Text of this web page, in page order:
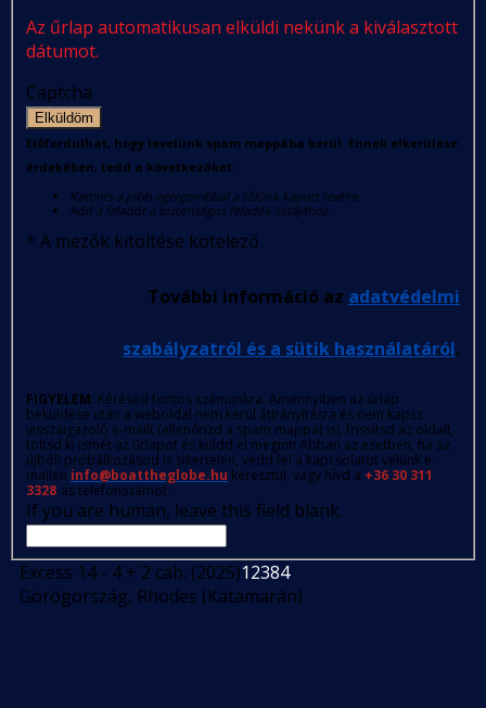
Az űrlap automatikusan elküldi nekünk a kiválasztott
dátumot.
Captcha
Elküldöm
Előfordulhat, hogy levelünk spam mappába kerül. Ennek elkerülése
érdekében, tedd a következőket:
Kattints a jobb egérgombbal a tőlünk kapott levélre
Add a feladót a biztonságos feladók listájához
* A mezők kitöltése kötelező
További információ az adatvédelmi
szabályzatról és a sütik használatáról.
FIGYELEM: Kérésed fontos számunkra. Amennyiben az űrlap
beküldése után a weboldal nem kerül átirányításra és nem kapsz
visszaigazoló e-mailt (ellenőrizd a spam mappát is), frissítsd az oldalt,
töltsd ki ismét az űrlapot és küldd el megint! Abban az esetben, ha az
újbóli próbálkozásod is sikertelen, vedd fel a kapcsolatot velünk e-
mailen info@boattheglobe.hu keresztül, vagy hívd a +36 30 311
3328-as telefonszámot.
If you are human, leave this field blank.
Excess 14 - 4 + 2 cab. (2025)12384
Görögország, Rhodes (Katamarán)